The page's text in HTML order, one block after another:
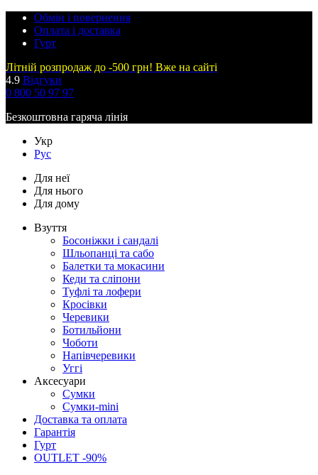
Обмін і повернення
Оплата і доставка
Гурт
Літній розпродаж до -500 грн! Вже на сайті
4.9 Відгуки
0 800 50 97 97
Безкоштовна гаряча лінія
Укр
Рус
Для неї
Для нього
Для дому
Взуття
Босоніжки і сандалі
Шльопанці та сабо
Балетки та мокасини
Кеди та сліпони
Туфлі та лофери
Кросівки
Черевики
Ботильйони
Чоботи
Напівчеревики
Уггі
Аксесуари
Сумки
Сумки-mini
Доставка та оплата
Гарантія
Гурт
OUTLET -90%